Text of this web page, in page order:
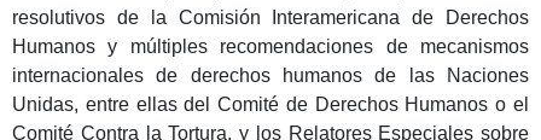
resolutivos de la Comisión Interamericana de Derechos
Humanos y múltiples recomendaciones de mecanismos
internacionales de derechos humanos de las Naciones
Unidas, entre ellas del Comité de Derechos Humanos o el
Comité Contra la Tortura, y los Relatores Especiales sobre